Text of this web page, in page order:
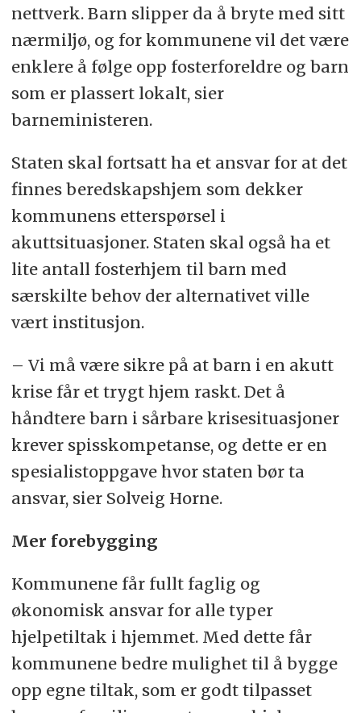
nettverk. Barn slipper da å bryte med sitt
nærmiljø, og for kommunene vil det være
enklere å følge opp fosterforeldre og barn
som er plassert lokalt, sier
barneministeren.
Staten skal fortsatt ha et ansvar for at det
finnes beredskapshjem som dekker
kommunens etterspørsel i
akuttsituasjoner. Staten skal også ha et
lite antall fosterhjem til barn med
særskilte behov der alternativet ville
vært institusjon.
– Vi må være sikre på at barn i en akutt
krise får et trygt hjem raskt. Det å
håndtere barn i sårbare krisesituasjoner
krever spisskompetanse, og dette er en
spesialistoppgave hvor staten bør ta
ansvar, sier Solveig Horne.
Mer forebygging
Kommunene får fullt faglig og
økonomisk ansvar for alle typer
hjelpetiltak i hjemmet. Med dette får
kommunene bedre mulighet til å bygge
opp egne tiltak, som er godt tilpasset